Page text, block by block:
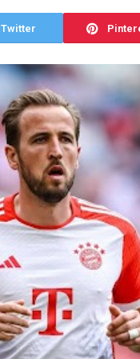
Twitter